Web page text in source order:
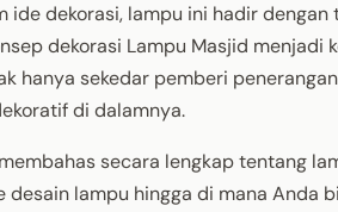
ide dekorasi, lampu ini hadir
dekorasi Lampu Masjid
hanya sekedar pemberi
di dalamnya.
secara lengkap tentang
desain lampu hingga di mana